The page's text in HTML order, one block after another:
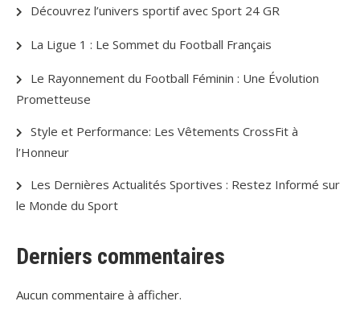
Découvrez l’univers sportif avec Sport 24 GR
La Ligue 1 : Le Sommet du Football Français
Le Rayonnement du Football Féminin : Une Évolution
Prometteuse
Style et Performance: Les Vêtements CrossFit à
l’Honneur
Les Dernières Actualités Sportives : Restez Informé sur
le Monde du Sport
Derniers commentaires
Aucun commentaire à afficher.